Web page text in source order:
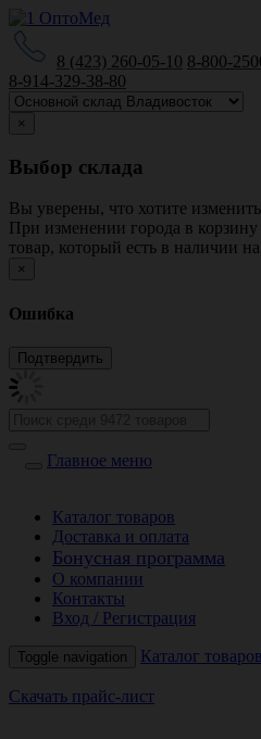
8 (423) 260-05-10 8-800-
8-914-329-38-80
×
Выбор склада
Вы уверены, что хотите
При изменении города в
товар, который есть в наличии
×
Ошибка
Главное меню
Каталог товаров
Доставка и оплата
Бонусная программа
О компании
Контакты
Вход / Регистрация
Toggle navigation Каталог товаров
Скачать прайс-лист